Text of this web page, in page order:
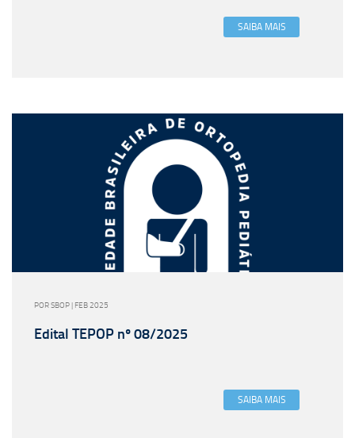
SAIBA MAIS
POR SBOP | FEB 2025
Edital TEPOP nº 08/2025
SAIBA MAIS